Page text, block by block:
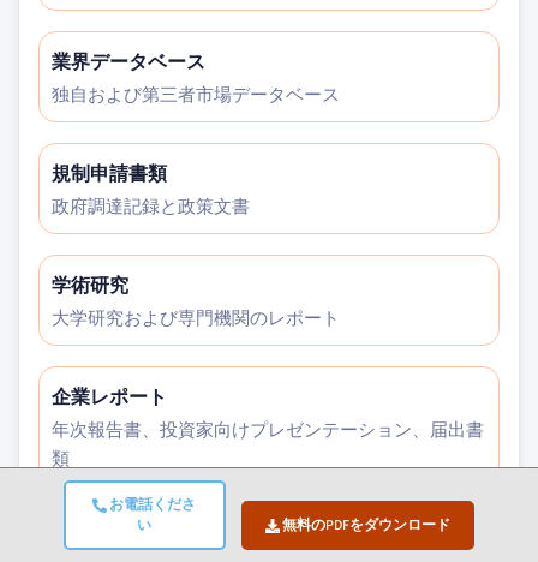
お電話くださ
い
無料のPDFをダウンロード
業界データベース
独自および第三者市場データベース
規制申請書類
政府調達記録と政策文書
学術研究
大学研究および専門機関のレポート
企業レポート
年次報告書、投資家向けプレゼンテーション、届出書
類
専門家インタビュー